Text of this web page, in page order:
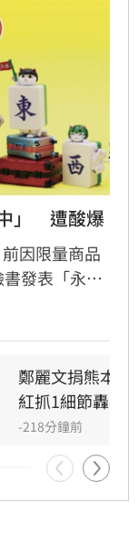
」　遭酸爆
因限量商品
發表「永遠
卻反遭香港
牌緊急修改銷
不買單，網友
的酸言酸
止血。此事件
巨大風險，
鄭麗文捐熊本
紅抓1細節轟辱
-218分鐘前